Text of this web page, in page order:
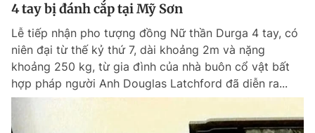
4 tay bị đánh cắp tại Mỹ Sơn
Lễ tiếp nhận pho tượng đồng Nữ thần Durga 4 tay, có
niên đại từ thế kỷ thứ 7, dài khoảng 2m và nặng
khoảng 250 kg, từ gia đình của nhà buôn cổ vật bất
hợp pháp người Anh Douglas Latchford đã diễn ra...